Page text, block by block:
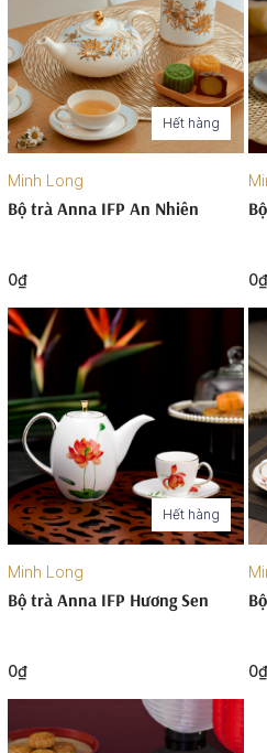
Hết hàng
Minh Long
Bộ trà Anna IFP An Nhiên
0₫ 0₫
Hết hàng
Minh Long
Bộ trà Anna IFP Hương Sen
0₫ 0₫